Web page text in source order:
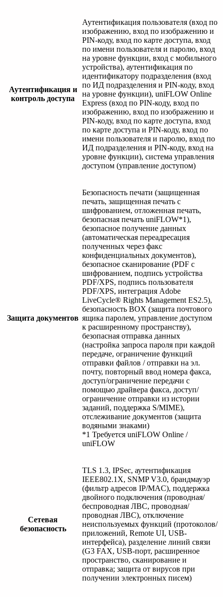
Аутентификация и
контроль доступа
Аутентификация пользователя (вход по
изображению, вход по изображению и
PIN-коду, вход по карте доступа, вход
по имени пользователя и паролю, вход
на уровне функции, вход с мобильного
устройства), аутентификация по
идентификатору подразделения (вход
по ИД подразделения и PIN-коду, вход
на уровне функции), uniFLOW Online
Express (вход по PIN-коду, вход по
изображению, вход по изображению и
PIN-коду, вход по карте доступа, вход
по карте доступа и PIN-коду, вход по
имени пользователя и паролю, вход по
ИД подразделения и PIN-коду, вход на
уровне функции), система управления
доступом (управление доступом)
Защита документов
Безопасность печати (защищенная
печать, защищенная печать с
шифрованием, отложенная печать,
безопасная печать uniFLOW*1),
безопасное получение данных
(автоматическая переадресация
полученных через факс
конфиденциальных документов),
безопасное сканирование (PDF с
шифрованием, подпись устройства
PDF/XPS, подпись пользователя
PDF/XPS, интеграция Adobe
LiveCycle® Rights Management ES2.5),
безопасность BOX (защита почтового
ящика паролем, управление доступом
к расширенному пространству),
безопасная отправка данных
(настройка запроса пароля при каждой
передаче, ограничение функций
отправки файлов / отправки на эл.
почту, повторный ввод номера факса,
доступ/ограничение передачи с
помощью драйвера факса, доступ/
ограничение отправки из истории
заданий, поддержка S/MIME),
отслеживание документов (защита
водяными знаками)
*1 Требуется uniFLOW Online /
uniFLOW
Сетевая
безопасность
TLS 1.3, IPSec, аутентификация
IEEE802.1X, SNMP V3.0, брандмауэр
(фильтр адресов IP/MAC), поддержка
двойного подключения (проводная/
беспроводная ЛВС, проводная/
проводная ЛВС), отключение
неиспользуемых функций (протоколов/
приложений, Remote UI, USB-
интерфейса), разделение линий связи
(G3 FAX, USB-порт, расширенное
пространство, сканирование и
отправка; защита от вирусов при
получении электронных писем)